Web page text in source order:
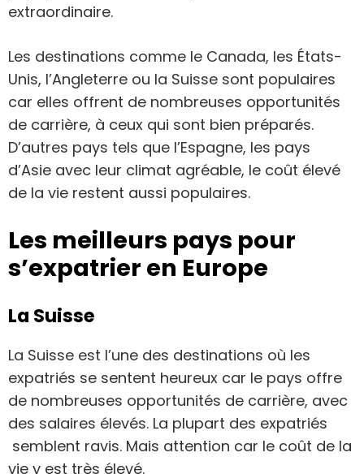
extraordinaire.
Les destinations comme le Canada, les États-
Unis, l’Angleterre ou la Suisse sont populaires
car elles offrent de nombreuses opportunités
de carrière, à ceux qui sont bien préparés.
D’autres pays tels que l’Espagne, les pays
d’Asie avec leur climat agréable, le coût élevé
de la vie restent aussi populaires.
Les meilleurs pays pour
s’expatrier en Europe
La Suisse
La Suisse est l’une des destinations où les
expatriés se sentent heureux car le pays offre
de nombreuses opportunités de carrière, avec
des salaires élevés. La plupart des expatriés
semblent ravis. Mais attention car le coût de la
vie y est très élevé.